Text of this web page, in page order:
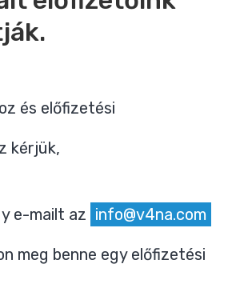
és előfizetési
kérjük,
e-mailt az info@v4na.com
meg benne egy előfizetési